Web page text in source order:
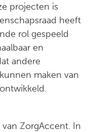
projecten is
heeft
rol gespeeld
en
andere
maken van
ZorgAccent. In